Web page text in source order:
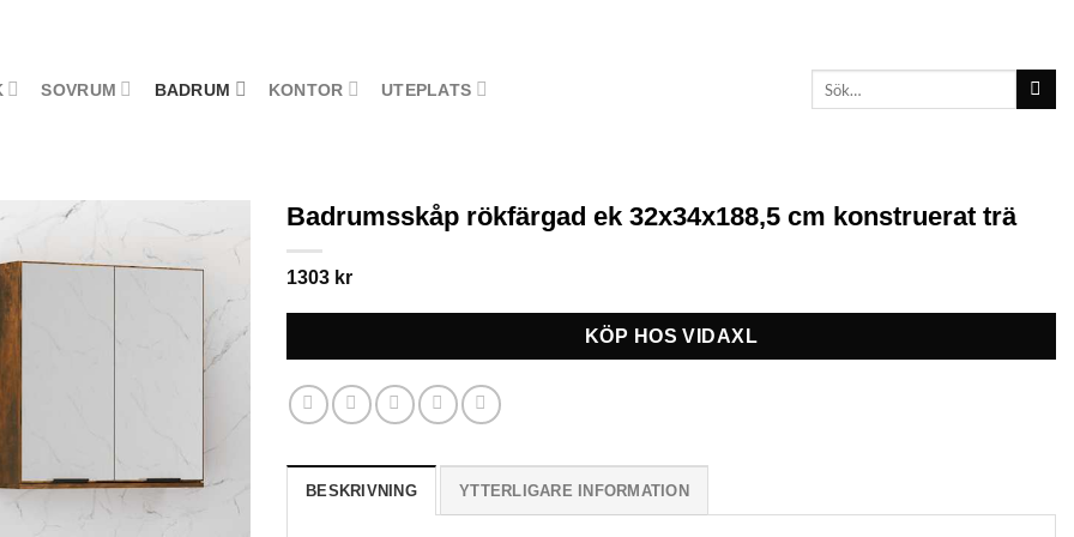
SOVRUM BADRUM KONTOR UTEPLATS
Badrumsskåp rökfärgad ek 32x34x188,5 cm konstruerat trä
1303 kr
KÖP HOS VIDAXL
BESKRIVNING YTTERLIGARE INFORMATION